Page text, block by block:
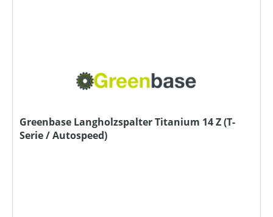
Greenbase Langholzspalter Titanium 14 Z (T-
Serie / Autospeed)